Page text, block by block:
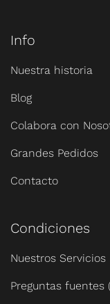
Info
Nuestra historia
Blog
Colabora con
Grandes Pedidos
Contacto
Condiciones
Nuestros Servicios
Preguntas fuentes